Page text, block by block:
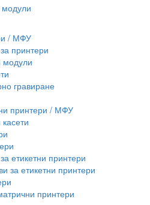
/ МФУ
принтери
модули
гравиране
принтери / МФУ
етикетни принтери
за етикетни принтери
принтери